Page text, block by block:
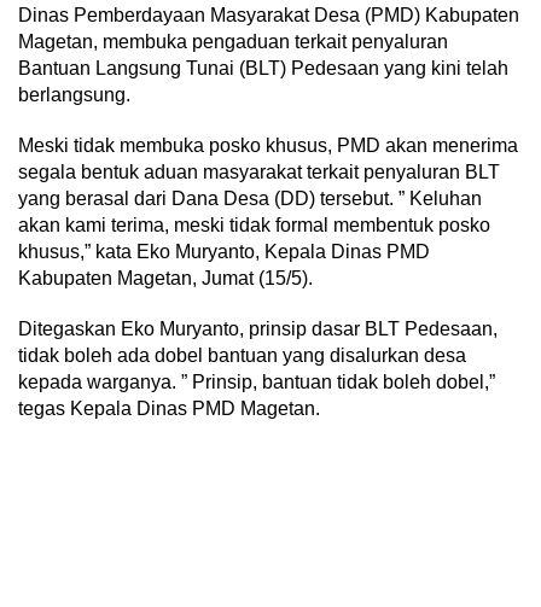
Dinas Pemberdayaan Masyarakat Desa (PMD) Kabupaten
Magetan, membuka pengaduan terkait penyaluran
Bantuan Langsung Tunai (BLT) Pedesaan yang kini telah
berlangsung.
Meski tidak membuka posko khusus, PMD akan menerima
segala bentuk aduan masyarakat terkait penyaluran BLT
yang berasal dari Dana Desa (DD) tersebut. ” Keluhan
akan kami terima, meski tidak formal membentuk posko
khusus,” kata Eko Muryanto, Kepala Dinas PMD
Kabupaten Magetan, Jumat (15/5).
Ditegaskan Eko Muryanto, prinsip dasar BLT Pedesaan,
tidak boleh ada dobel bantuan yang disalurkan desa
kepada warganya. ” Prinsip, bantuan tidak boleh dobel,”
tegas Kepala Dinas PMD Magetan.